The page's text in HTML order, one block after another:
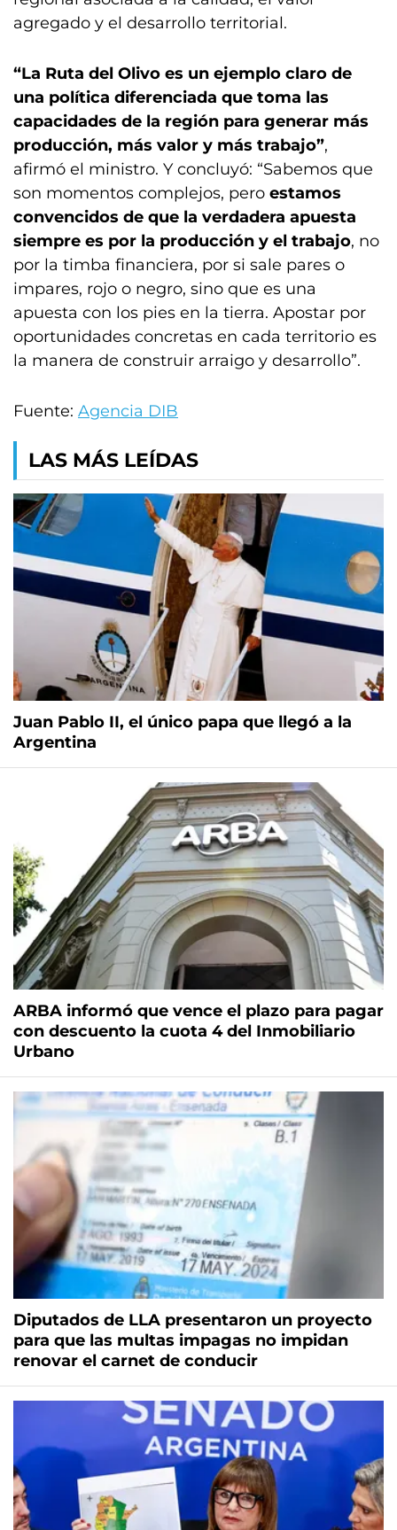
agregado y el desarrollo territorial.
“La Ruta del Olivo es un ejemplo claro de
una política diferenciada que toma las
capacidades de la región para generar más
producción, más valor y más trabajo”,
afirmó el ministro. Y concluyó: “Sabemos que
son momentos complejos, pero estamos
convencidos de que la verdadera apuesta
siempre es por la producción y el trabajo, no
por la timba financiera, por si sale pares o
impares, rojo o negro, sino que es una
apuesta con los pies en la tierra. Apostar por
oportunidades concretas en cada territorio es
la manera de construir arraigo y desarrollo”.
Fuente: Agencia DIB
LAS MÁS LEÍDAS
Juan Pablo II, el único papa que llegó a la
Argentina
ARBA informó que vence el plazo para pagar
con descuento la cuota 4 del Inmobiliario
Urbano
Diputados de LLA presentaron un proyecto
para que las multas impagas no impidan
renovar el carnet de conducir